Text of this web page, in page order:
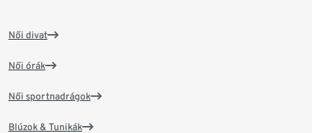
Női divat
Női órák
Női sportnadrágok
Blúzok & Tunikák